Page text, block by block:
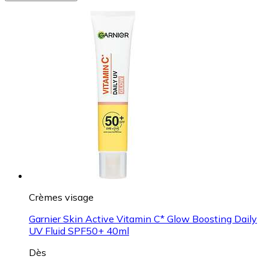
Crèmes visage
Garnier Skin Active Vitamin C* Glow Boosting Daily
UV Fluid SPF50+ 40ml
Dès